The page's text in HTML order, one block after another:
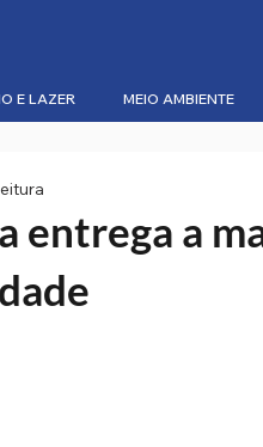
E LAZER MEIO AMBIENTE
entrega a